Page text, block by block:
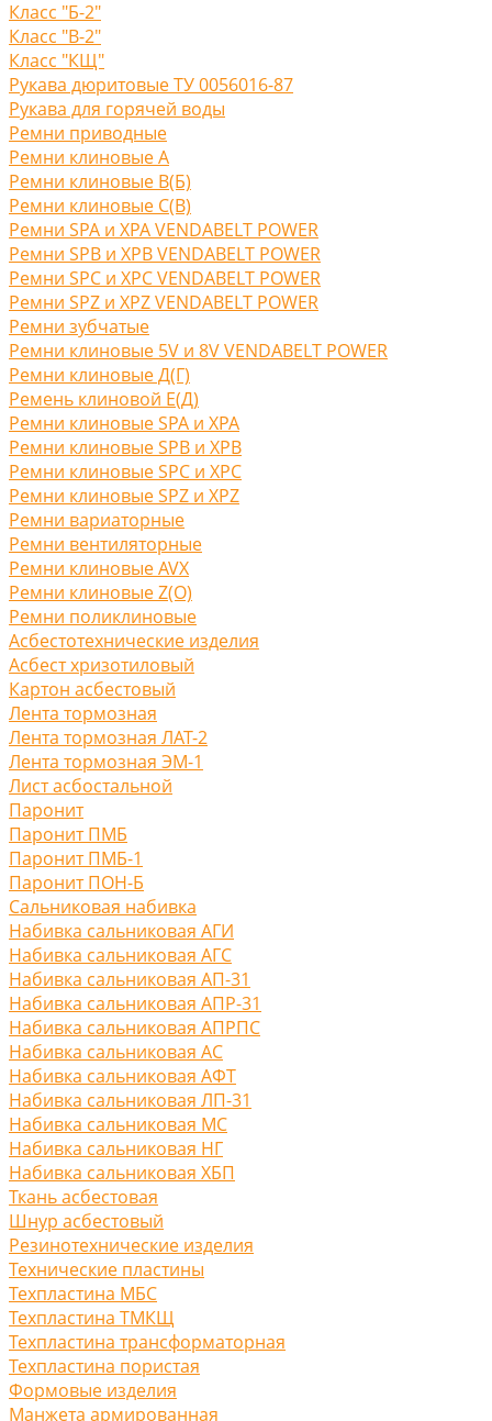
Класс "Б-2"
Класс "В-2"
Класс "КЩ"
Рукава дюритовые ТУ 0056016-87
Рукава для горячей воды
Ремни приводные
Ремни клиновые A
Ремни клиновые В(Б)
Ремни клиновые С(B)
Ремни SPA и XPA VENDABELT POWER
Ремни SPB и XPB VENDABELT POWER
Ремни SPC и XPC VENDABELT POWER
Ремни SPZ и XPZ VENDABELT POWER
Ремни зубчатые
Ремни клиновые 5V и 8V VENDABELT POWER
Ремни клиновые Д(Г)
Ремень клиновой Е(Д)
Ремни клиновые SPA и XPA
Ремни клиновые SPB и XPB
Ремни клиновые SPC и XPC
Ремни клиновые SPZ и XPZ
Ремни вариаторные
Ремни вентиляторные
Ремни клиновые AVX
Ремни клиновые Z(O)
Ремни поликлиновые
Асбестотехнические изделия
Асбест хризотиловый
Картон асбестовый
Лента тормозная
Лента тормозная ЛАТ-2
Лента тормозная ЭМ-1
Лист асбостальной
Паронит
Паронит ПМБ
Паронит ПМБ-1
Паронит ПОН-Б
Сальниковая набивка
Набивка сальниковая АГИ
Набивка сальниковая АГС
Набивка сальниковая АП-31
Набивка сальниковая АПР-31
Набивка сальниковая АПРПС
Набивка сальниковая АС
Набивка сальниковая АФТ
Набивка сальниковая ЛП-31
Набивка сальниковая МС
Набивка сальниковая НГ
Набивка сальниковая ХБП
Ткань асбестовая
Шнур асбестовый
Резинотехнические изделия
Технические пластины
Техпластина МБС
Техпластина ТМКЩ
Техпластина трансформаторная
Техпластина пористая
Формовые изделия
Манжета армированная